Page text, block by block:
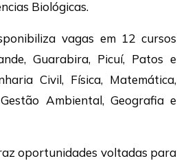
Biológicas.
vagas em 12 cursos
Guarabira, Picuí, Patos e
Civil, Física, Matemática,
Ambiental, Geografia e
oportunidades voltadas para